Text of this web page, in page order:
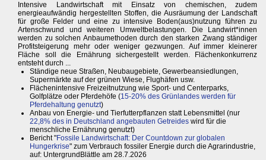
Intensive Landwirtschaft mit Einsatz von chemischen, zudem
energieaufwändig hergestellten Stoffen, die Ausräumung der Landschaft
für große Felder und eine zu intensive Boden(aus)nutzung führen zu
Artenschwund und weiteren Umweltbelastungen. Die Landwirt*innen
werden zu solchen Anbaumethoden durch den starken Zwang ständiger
Profitsteigerung mehr oder weniger gezwungen. Auf immer kleinerer
Fläche soll die Ernährung sichergestellt werden. Flächenkonkurrenz
entsteht durch ...
Ständige neue Straßen, Neubaugebiete, Gewerbeansiedlungen,
Supermärkte auf der grünen Wiese, Flughäfen usw.
Flächenintensive Freizeitnutzung wie Sport- und Centerparks,
Golfplätze oder Pferdehöfe (15-20% des Grünlandes werden für
Pferdehaltung genutzt)
Anbau von Energie- und Tierfutterpflanzen statt Lebensmittel (nur
22,8% des in Deutschland angebauten Getreides wird für die
menschliche Ernährung genutzt)
Bericht "Fossile Landwirtschaft: Der Countdown zur globalen
Hungerkrise" zum Verbrauch fossiler Energie durch die Agrarindustrie,
auf: UntergrundBlättle am 28.7.2026